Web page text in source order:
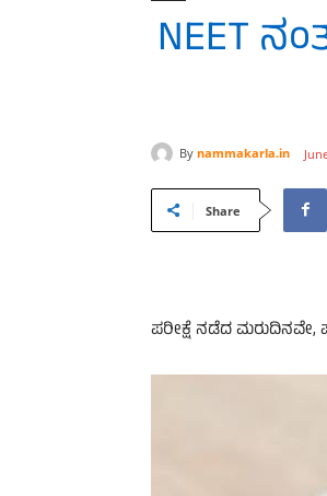
NEET
By nammakarla.in
Share
ಪರೀಕ್ಷೆ ನಡೆದ ಮರುದಿನವೇ,